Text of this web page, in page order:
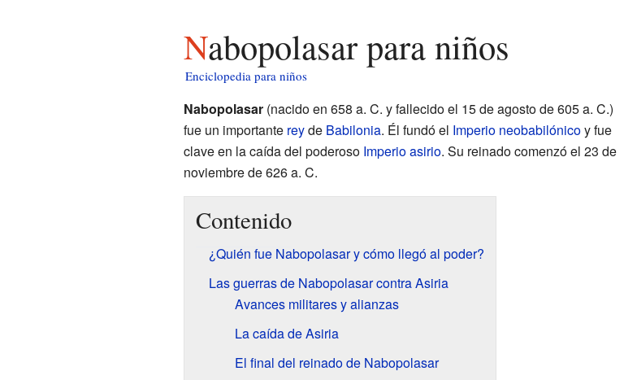
Nabopolasar para niños
Enciclopedia para niños
Nabopolasar(nacido en 658 a. C. y fallecido el 15 de agosto de 605 a. C.)
fue un importante reyde Babilonia. Él fundó el Imperio neobabilónicoy fue
clave en la caída del poderoso Imperio asirio. Su reinado comenzó el 23 de
noviembre de 626 a. C.
Contenido
¿Quién fue Nabopolasar y cómo llegó al poder?
Las guerras de Nabopolasar contra Asiria
Avances militares y alianzas
La caída de Asiria
El final del reinado de Nabopolasar